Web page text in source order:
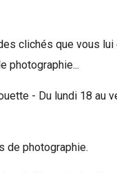
clichés que vous
photographie...
- Du lundi 18 au
de photographie.